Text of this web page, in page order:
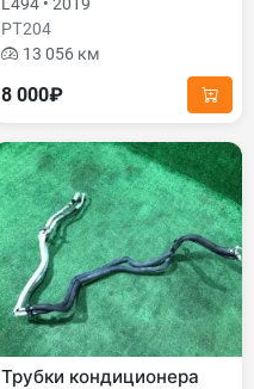
PТ204
13 056 км
8 000₽
Трубки кондиционера